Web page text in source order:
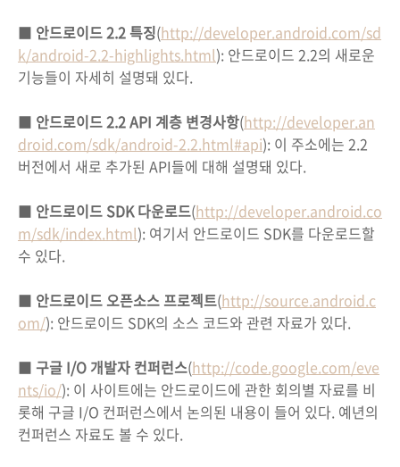
■ 안드로이드 2.2 특징(http://developer.android.com/sd
k/android-2.2-highlights.html): 안드로이드 2.2의 새로운
기능들이 자세히 설명돼 있다.
■ 안드로이드 2.2 API 계층 변경사항(http://developer.an
droid.com/sdk/android-2.2.html#api): 이 주소에는 2.2
버전에서 새로 추가된 API들에 대해 설명돼 있다.
■ 안드로이드 SDK 다운로드(http://developer.android.co
m/sdk/index.html): 여기서 안드로이드 SDK를 다운로드할
수 있다.
■ 안드로이드 오픈소스 프로젝트(http://source.android.c
om/): 안드로이드 SDK의 소스 코드와 관련 자료가 있다.
■ 구글 I/O 개발자 컨퍼런스(http://code.google.com/eve
nts/io/): 이 사이트에는 안드로이드에 관한 회의별 자료를 비
롯해 구글 I/O 컨퍼런스에서 논의된 내용이 들어 있다. 예년의
컨퍼런스 자료도 볼 수 있다.